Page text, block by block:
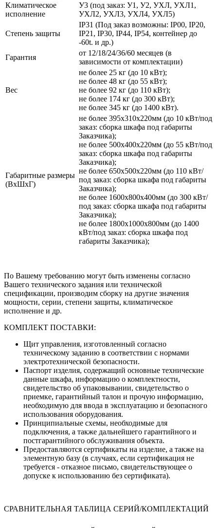
Климатическое
исполнение
У3 (под заказ: У1, У2, УХЛ, УХЛ1,
УХЛ2, УХЛ3, УХЛ4, УХЛ5)
Степень защиты
IP31 (Под заказ возможны: IP00, IP20,
IP21, IP30, IP44, IP54, контейнер до
-60t. и др.)
Гарантия
от 12/18/24/36/60 месяцев (в
зависимости от комплектации)
Вес
не более 25 кг (до 10 кВт);
не более 48 кг (до 55 кВт);
не более 92 кг (до 110 кВт);
не более 174 кг (до 300 кВт);
не более 345 кг (до 1400 кВт).
Габаритные размеры
(ВхШхГ)
не более 395х310х220мм (до 10 кВт/под
заказ: сборка шкафа под габариты
Заказчика);
не более 500х400х220мм (до 55 кВт/под
заказ: сборка шкафа под габариты
Заказчика);
не более 650х500х220мм (до 110 кВт/
под заказ: сборка шкафа под габариты
Заказчика);
не более 1600х800х400мм (до 300 кВт/
под заказ: сборка шкафа под габариты
Заказчика);
не более 1800х1000х800мм (до 1400
кВт/под заказ: сборка шкафа под
габариты Заказчика);
По Вашему требованию могут быть изменены согласно
Вашего технического задания или технической
спецификации, производим сборку на другие значения
мощности, серии, степени защиты, климатическое
исполнение и др.
КОМПЛЕКТ ПОСТАВКИ:
Щит управления, изготовленный согласно
техническому заданию в соответствии с нормами
электротехнической безопасности.
Паспорт изделия, содержащий основные технические
данные шкафа, информацию о комплектности,
свидетельство об упаковывании, свидетельство о
приемке, гарантийный талон и прочую информацию,
необходимую для ввода в эксплуатацию и безопасного
использования оборудования.
Принципиальные схемы, необходимые для
подключения, а также дальнейшего гарантийного и
постгарантийного обслуживания объекта.
Предоставляются сертификаты на изделие, а также на
элементную базу (в случаях, если сертификация не
требуется - отказное письмо, свидетельствующее о
допуске к использованию без сертификата).
СРАВНИТЕЛЬНАЯ ТАБЛИЦА СЕРИЙ/КОМПЛЕКТАЦИЙ